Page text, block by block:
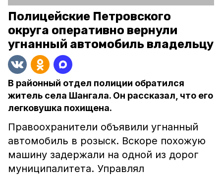
Полицейские Петровского
округа оперативно вернули
угнанный автомобиль владельцу
В районный отдел полиции обратился
житель села Шангала. Он рассказал, что его
легковушка похищена.
Правоохранители объявили угнанный
автомобиль в розыск. Вскоре похожую
машину задержали на одной из дорог
муниципалитета. Управлял